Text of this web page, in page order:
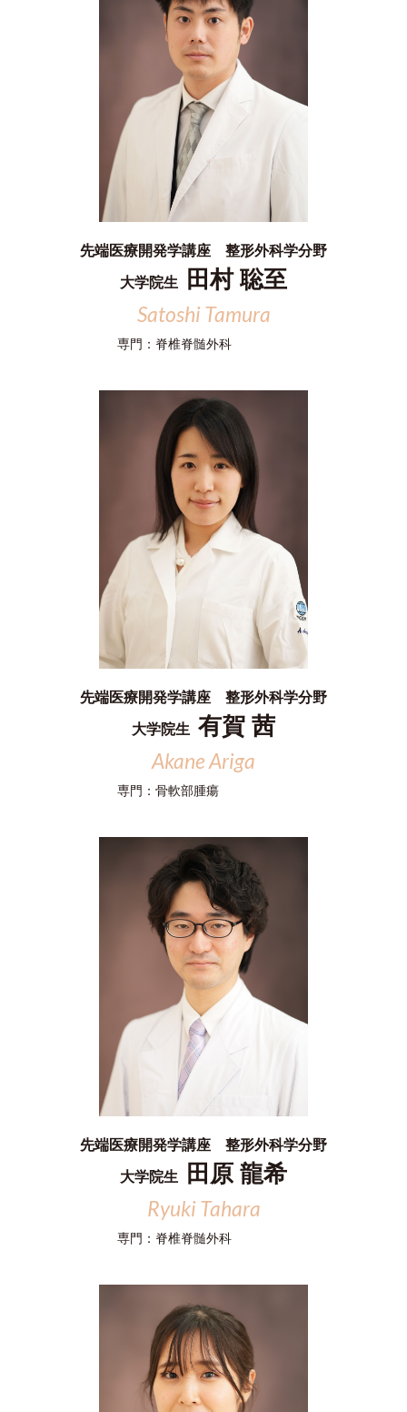
先端医療開発学講座 整形外科学分野
大学院生 田村 聡至
Satoshi Tamura
専門： 脊椎脊髄外科
先端医療開発学講座 整形外科学分野
大学院生 有賀 茜
Akane Ariga
専門： 骨軟部腫瘍
先端医療開発学講座 整形外科学分野
大学院生 田原 龍希
Ryuki Tahara
専門： 脊椎脊髄外科